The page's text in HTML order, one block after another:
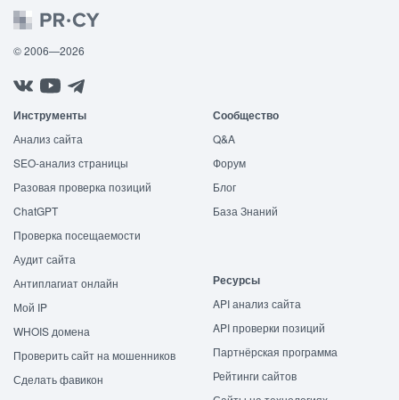
© 2006—2026
Инструменты
Анализ сайта
SEO-анализ страницы
Разовая проверка позиций
ChatGPT
Проверка посещаемости
Аудит сайта
Антиплагиат онлайн
Мой IP
WHOIS домена
Проверить сайт на мошенников
Сделать фавикон
Сообщество
Q&A
Форум
Блог
База Знаний
Ресурсы
API анализ сайта
API проверки позиций
Партнёрская программа
Рейтинги сайтов